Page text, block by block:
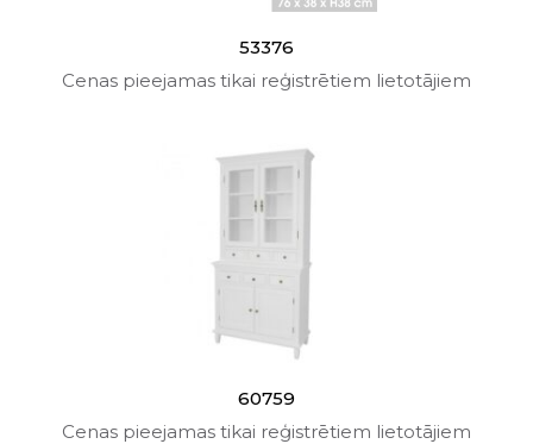
53376
Cenas pieejamas tikai reģistrētiem lietotājiem
60759
Cenas pieejamas tikai reģistrētiem lietotājiem